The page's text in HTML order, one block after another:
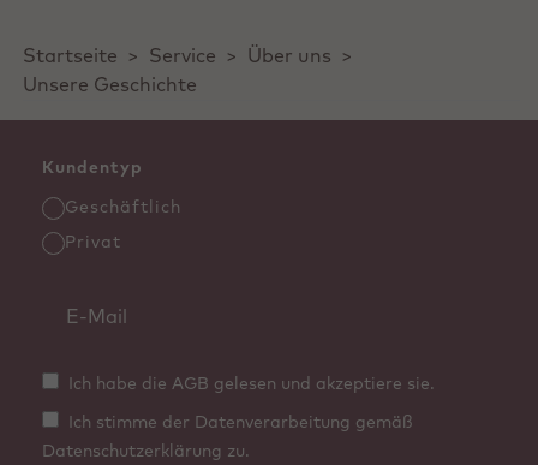
Startseite > Service > Über uns
>
Unsere Geschichte
Kundentyp
Geschäftlich
Privat
Ich habe die AGB gelesen und akzeptiere sie.
Ich stimme der Datenverarbeitung gemäß
Datenschutzerklärung zu.